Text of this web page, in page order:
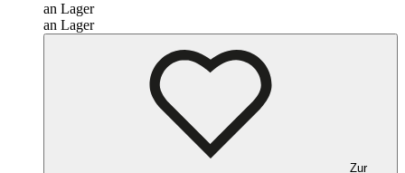
an Lager
an Lager
Zur